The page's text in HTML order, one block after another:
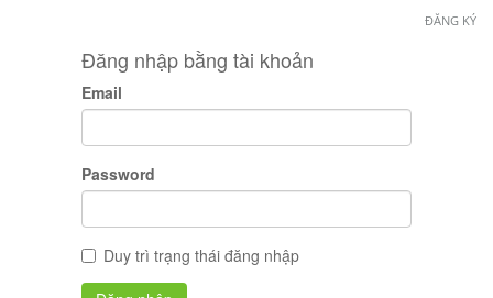
ĐĂNG KÝ
Đăng nhập bằng tài khoản
Email
Password
Duy trì trạng thái đăng nhập